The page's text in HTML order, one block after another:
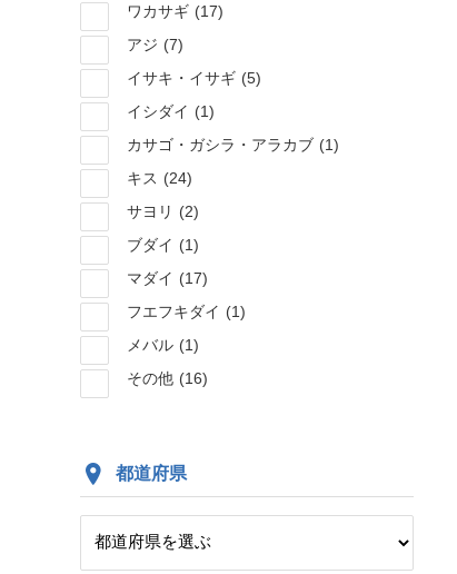
ワカサギ (17)
アジ (7)
イサキ・イサギ (5)
イシダイ (1)
カサゴ・ガシラ・アラカブ (1)
キス (24)
サヨリ (2)
ブダイ (1)
マダイ (17)
フエフキダイ (1)
メバル (1)
その他 (16)
都道府県